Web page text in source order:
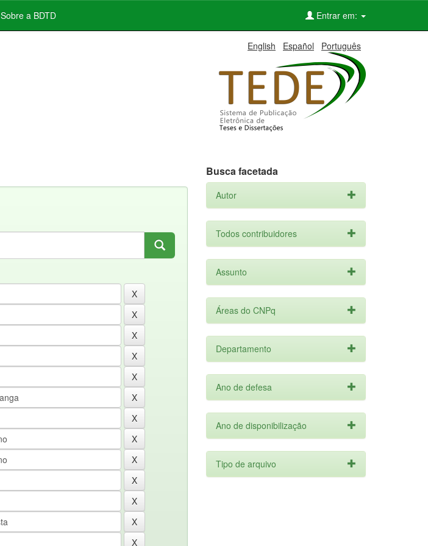
Sobre a BDTD Entrar em:
English Español Português
Busca facetada
Autor
Todos contribuidores
Assunto
Áreas do CNPq
Departamento
Ano de defesa
Ano de disponibilização
Tipo de arquivo